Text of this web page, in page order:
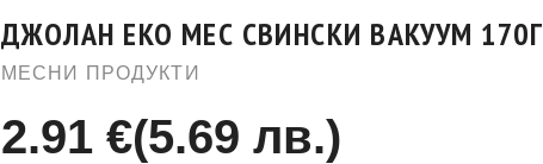
ДЖОЛАН ЕКО МЕС СВИНСКИ ВАКУУМ 170Г
МЕСНИ ПРОДУКТИ
2.91 €(5.69 лв.)